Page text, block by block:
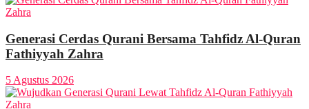
Generasi Cerdas Qurani Bersama Tahfidz Al-Quran
Fathiyyah Zahra
5 Agustus 2026